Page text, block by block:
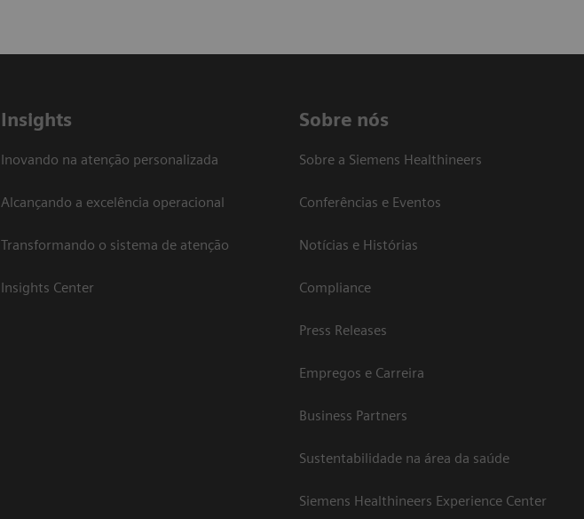
Insights
Inovando na atenção personalizada
Alcançando a excelência operacional
Transformando o sistema de atenção
Insights Center
Sobre nós
Sobre a Siemens Healthineers
Conferências e Eventos
Notícias e Histórias
Compliance
Press Releases
Empregos e Carreira
Business Partners
Sustentabilidade na área da saúde
Siemens Healthineers Experience Center